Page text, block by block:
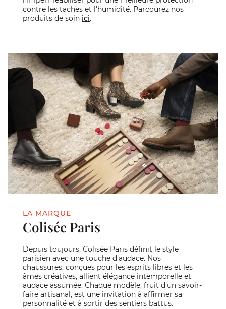
contre les taches et l’humidité. Parcourez nos
produits de soin ici.
LA MARQUE
Colisée Paris
Depuis toujours, Colisée Paris définit le style
parisien avec une touche d'audace. Nos
chaussures, conçues pour les esprits libres et les
âmes créatives, allient élégance intemporelle et
audace assumée. Chaque modèle, fruit d'un savoir-
faire artisanal, est une invitation à affirmer sa
personnalité et à sortir des sentiers battus.